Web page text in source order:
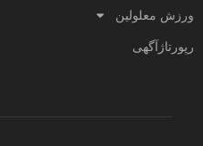
ورزش معلولین
رپورتاژآگهی